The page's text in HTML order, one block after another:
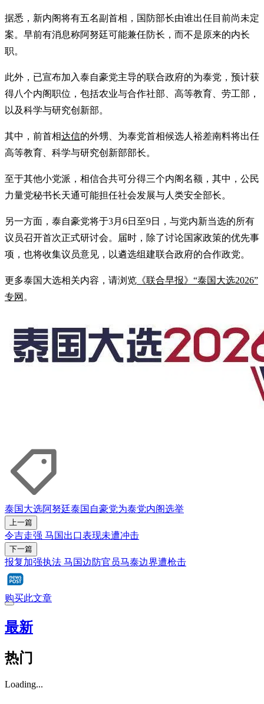
据悉，新内阁将有五名副首相，国防部长由谁出任目前尚未定
案。早前有消息称阿努廷可能兼任防长，而不是原来的内长
职。
此外，已宣布加入泰自豪党主导的联合政府的为泰党，预计获
得八个内阁职位，包括农业与合作社部、高等教育、劳工部，
以及科学与研究创新部。
其中，前首相达信的外甥、为泰党首相候选人裕差南料将出任
高等教育、科学与研究创新部部长。
至于其他小党派，相信合共可分得三个内阁名额，其中，公民
力量党秘书长天通可能担任社会发展与人类安全部长。
另一方面，泰自豪党将于3月6日至9日，与党内新当选的所有
议员召开首次正式研讨会。届时，除了讨论国家政策的优先事
项，也将收集议员意见，以遴选组建联合政府的合作政党。
更多泰国大选相关内容，请浏览 《联合早报》“泰国大选2026”
专网 。
泰国大选阿努廷泰国自豪党为泰党内阁选举
上一篇
令吉走强 马国出口表现未遭冲击
下一篇
报复加强执法 马国边防官员马泰边界遭枪击
购买此文章
最新
热门
Loading...